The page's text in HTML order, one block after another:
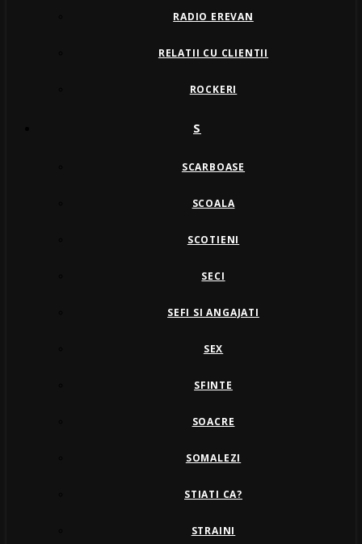
RADIO EREVAN
RELATII CU CLIENTII
ROCKERI
S
SCARBOASE
SCOALA
SCOTIENI
SECI
SEFI SI ANGAJATI
SEX
SFINTE
SOACRE
SOMALEZI
STIATI CA?
STRAINI